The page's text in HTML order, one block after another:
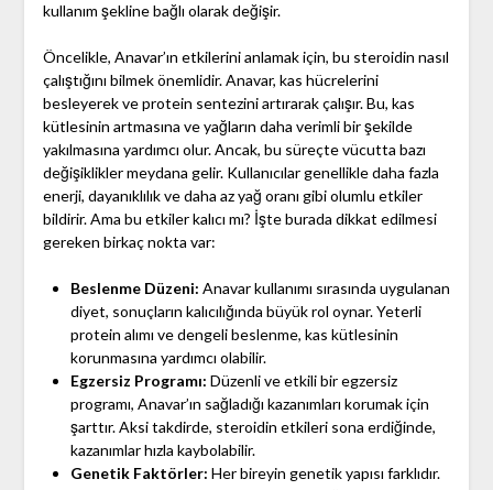
kullanım şekline bağlı olarak değişir.
Öncelikle, Anavar’ın etkilerini anlamak için, bu steroidin nasıl
çalıştığını bilmek önemlidir. Anavar, kas hücrelerini
besleyerek ve protein sentezini artırarak çalışır. Bu, kas
kütlesinin artmasına ve yağların daha verimli bir şekilde
yakılmasına yardımcı olur. Ancak, bu süreçte vücutta bazı
değişiklikler meydana gelir. Kullanıcılar genellikle daha fazla
enerji, dayanıklılık ve daha az yağ oranı gibi olumlu etkiler
bildirir. Ama bu etkiler kalıcı mı? İşte burada dikkat edilmesi
gereken birkaç nokta var:
Beslenme Düzeni: Anavar kullanımı sırasında uygulanan
diyet, sonuçların kalıcılığında büyük rol oynar. Yeterli
protein alımı ve dengeli beslenme, kas kütlesinin
korunmasına yardımcı olabilir.
Egzersiz Programı: Düzenli ve etkili bir egzersiz
programı, Anavar’ın sağladığı kazanımları korumak için
şarttır. Aksi takdirde, steroidin etkileri sona erdiğinde,
kazanımlar hızla kaybolabilir.
Genetik Faktörler: Her bireyin genetik yapısı farklıdır.